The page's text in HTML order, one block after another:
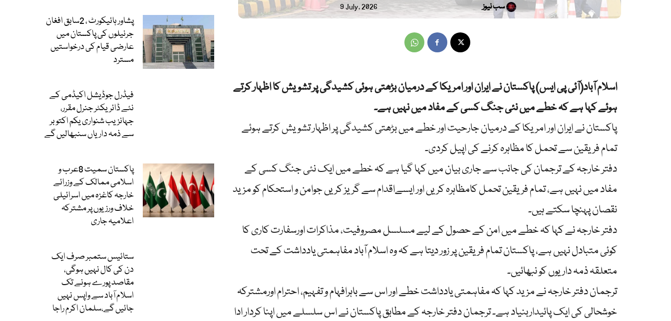
پشاور ہائیکورٹ ، 2سابق افغان
جرنیلوں کی پاکستان میں
عارضی قیام کی درخواستیں
مسترد
فیڈرل جوڈیشل اکیڈمی کے
نئے ڈائریکٹر جنرل مقرر،
جہانزیب شنواری یکم اکتوبر
سے ذمہ داریاں سنبھالیں گے
پاکستان سمیت 8عرب و
اسلامی ممالک کے وزرائے
خارجہ کاغزہ میں اسرائیلی
خلاف ورزیوں پر مشترکہ
اعلامیہ جاری
ستائیس ستمبر صرف ایک
دن کی کال نہیں ہوگی،
مقاصد پورے ہونے تک
اسلام آباد سے واپس نہیں
جائیں گے،سلمان اکرم راجا
9 July, 2026 سب نیوز
اسلام آباد(آئی پی ایس) پاکستان نے ایران اور امریکا کے درمیان بڑھتی ہوئی کشیدگی پر تشویش کا اظہار کرتے
ہوئے کہا ہے کہ خطے میں نئی جنگ کسی کے مفاد میں نہیں ہے۔
پاکستان نے ایران اور امریکا کے درمیان جارحیت اور خطے میں بڑھتی کشیدگی پر اظہار تشویش کرتے ہوئے
تمام فریقین سے تحمل کا مظاہرہ کرنے کی اپیل کردی۔
دفتر خارجہ کے ترجمان کی جانب سے جاری بیان میں کہا گیا ہے کہ خطے میں ایک نئی جنگ کسی کے
مفاد میں نہیں ہے، تمام فریقین تحمل کامظاہرہ کریں اور ایسےاقدام سے گریز کریں جوامن و استحکام کو مزید
نقصان پہنچا سکتے ہیں۔
دفتر خارجہ نے کہا کہ خطے میں امن کے حصول کے لیے مسلسل مصروفیت، مذاکرات اورسفارت کاری کا
کوئی متبادل نہیں ہے، پاکستان تمام فریقین پر زور دیتا ہے کہ وہ اسلام آباد مفاہمتی یادداشت کے تحت
متعلقہ ذمہ داریوں کو نبھائیں۔
ترجمان دفتر خارجہ نے مزید کہا کہ مفاہمتی یادداشت خطے اور اس سے باہرافہام و تفہیم، احترام اورمشترکہ
خوشحالی کی ایک پائیداربنیاد ہے۔ ترجمان دفتر خارجہ کے مطابق پاکستان نے اس سلسلے میں اپنا کردار ادا